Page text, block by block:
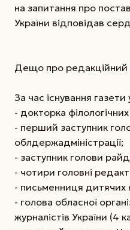
на запитання про
України відповідав
Дещо про редакційний
За час існування
- докторка філологічних
- перший заступник
облдержадміністрації;
- заступник голови
- чотири головні
- письменниця дитячих
- голова обласної
журналістів України (4